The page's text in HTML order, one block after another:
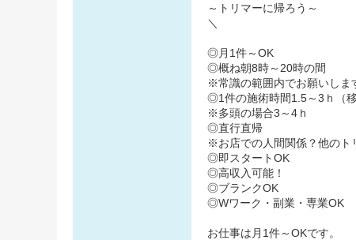
～トリマーに帰ろう～
＼
◎月1件～OK
◎概ね朝8時～20時の間
※常識の範囲内でお願いしま
◎1件の施術時間1.5～3ｈ（移
※多頭の場合3～4ｈ
◎直行直帰
※お店での人間関係？他のト
◎即スタートOK
◎高収入可能！
◎ブランクOK
◎Wワーク・副業・専業OK
お仕事は月1件～OKです。